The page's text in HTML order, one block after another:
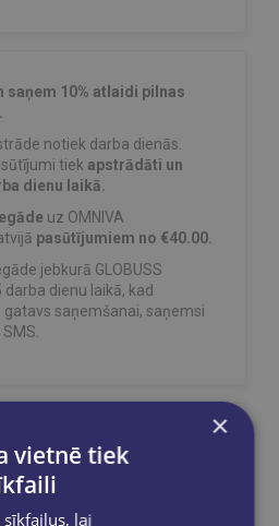
saņem 10% atlaidi pilnas
notiek darba dienās.
tiek apstrādāti un
dienu laikā.
uz OMNIVA
pasūtījumiem no €40.00.
jebkurā GLOBUSS
dienu laikā, kad
saņemšanai, saņemsi
×
vietnē tiek
lai